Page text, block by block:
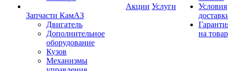
Запчасти КамАЗ
Двигатель
Дополнительное
оборудование
Кузов
Механизмы
Акции Услуги
Условия
на товар